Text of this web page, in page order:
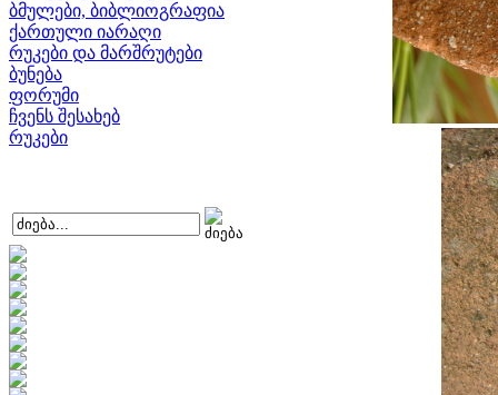
ბმულები, ბიბლიოგრაფია
ქართული იარაღი
რუკები და მარშრუტები
ბუნება
ფორუმი
ჩვენს შესახებ
რუკები